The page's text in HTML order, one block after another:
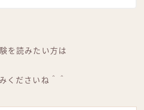
を読みたい方は
くださいね＾＾